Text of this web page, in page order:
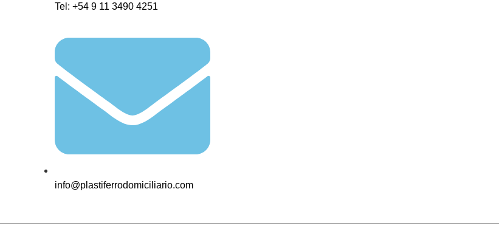
Tel: +54 9 11 3490 4251
info@plastiferrodomiciliario.com